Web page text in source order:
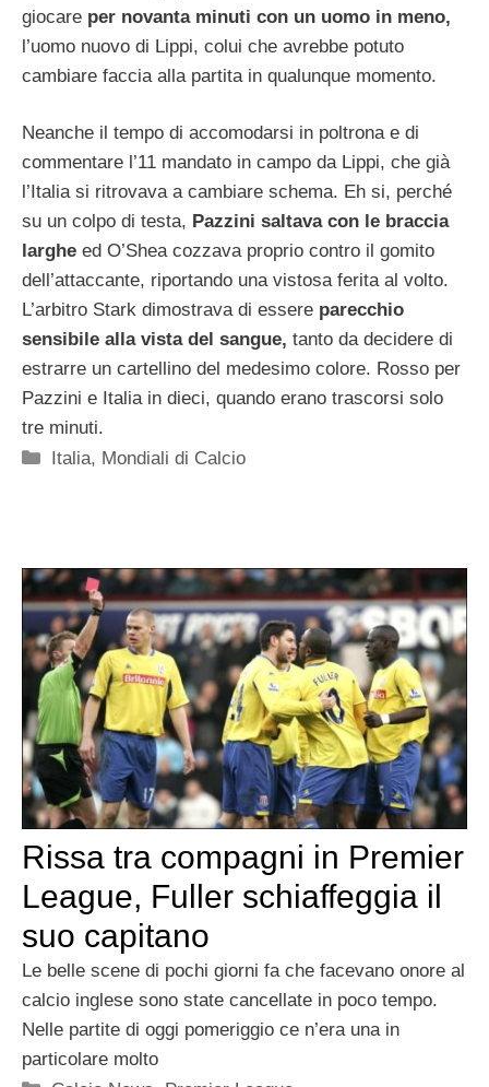
giocare per novanta minuti con un uomo in meno,
l’uomo nuovo di Lippi, colui che avrebbe potuto
cambiare faccia alla partita in qualunque momento.
Neanche il tempo di accomodarsi in poltrona e di
commentare l’11 mandato in campo da Lippi, che già
l’Italia si ritrovava a cambiare schema. Eh si, perché
su un colpo di testa, Pazzini saltava con le braccia
larghe ed O’Shea cozzava proprio contro il gomito
dell’attaccante, riportando una vistosa ferita al volto.
L’arbitro Stark dimostrava di essere parecchio
sensibile alla vista del sangue, tanto da decidere di
estrarre un cartellino del medesimo colore. Rosso per
Pazzini e Italia in dieci, quando erano trascorsi solo
tre minuti.
Categorie
Italia, Mondiali di Calcio
Rissa tra compagni in Premier
League, Fuller schiaffeggia il
suo capitano
Le belle scene di pochi giorni fa che facevano onore al
calcio inglese sono state cancellate in poco tempo.
Nelle partite di oggi pomeriggio ce n’era una in
particolare molto